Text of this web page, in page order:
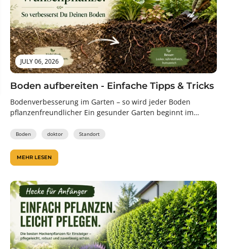
JULY 06, 2026
Boden aufbereiten - Einfache Tipps & Tricks
Bodenverbesserung im Garten – so wird jeder Boden
pflanzenfreundlicher Ein gesunder Garten beginnt im
Boden doktor Standort
MEHR LESEN